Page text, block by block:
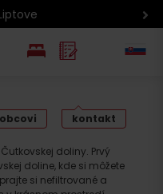
veku detí
kontakt
doliny. Prvý
doline, kde si môžete
si nefiltrované a